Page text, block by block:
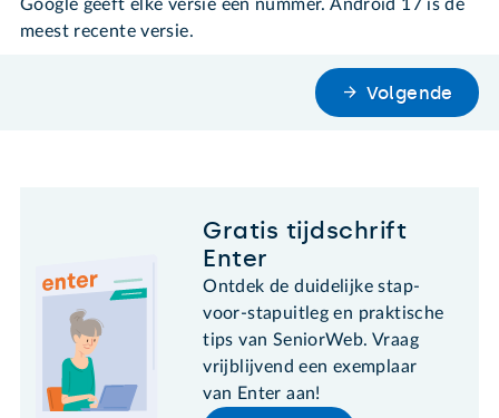
Google geeft elke versie een nummer. Android 17 is de
meest recente versie.
Volgende
Gratis tijdschrift
Enter
Ontdek de duidelijke stap-
voor-stapuitleg en praktische
tips van SeniorWeb. Vraag
vrijblijvend een exemplaar
van Enter aan!